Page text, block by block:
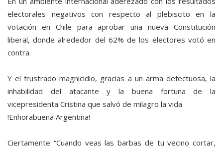
electorales negativos con respecto al plebiscito en la
votación en Chile para aprobar una nueva Constitución
liberal, donde alrededor del 62% de los electores votó en
contra.
Y el frustrado magnicidio, gracias a un arma defectuosa, la
inhabilidad del atacante y la buena fortuna de la
vicepresidenta Cristina que salvó de milagro la vida
!Enhorabuena Argentina!
Ciertamente “Cuando veas las barbas de tu vecino cortar,